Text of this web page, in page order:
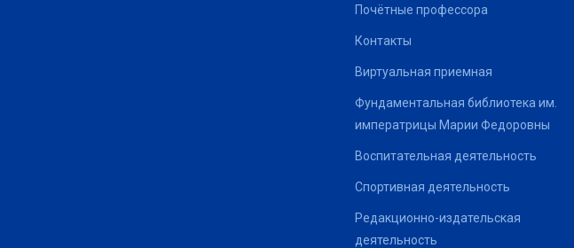
Почётные профессора
Контакты
Виртуальная приемная
Фундаментальная библиотека им.
императрицы Марии Федоровны
Воспитательная деятельность
Спортивная деятельность
Редакционно-издательская
деятельность